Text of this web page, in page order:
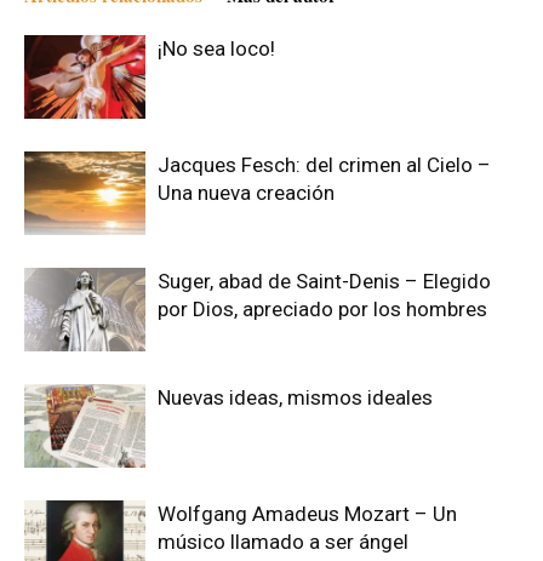
¡No sea loco!
Jacques Fesch: del crimen al Cielo –
Una nueva creación
Suger, abad de Saint-Denis – Elegido
por Dios, apreciado por los hombres
Nuevas ideas, mismos ideales
Wolfgang Amadeus Mozart – Un
músico llamado a ser ángel